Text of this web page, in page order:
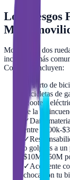
Los Riesgos
Moverse en dos
incidentes más
Colombia incluyen:
Hurto de
Bicicletas de
scooters
de la
✓Daño
entre $500k-
✓
o golpeas a
$10M-$50M
✓Accidente
choca con tu